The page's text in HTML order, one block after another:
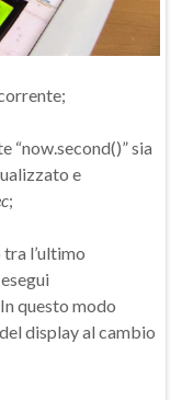
“now.second()” sia
e
;
l’ultimo
questo modo
display al cambio